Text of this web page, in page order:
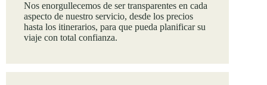
Nos enorgullecemos de ser transparentes en cada
aspecto de nuestro servicio, desde los precios
hasta los itinerarios, para que pueda planificar su
viaje con total confianza.